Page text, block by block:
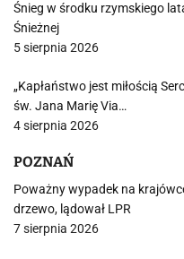
Śnieg w środku rzymskiego
Śnieżnej
5 sierpnia 2026
„Kapłaństwo jest miłością
św. Jana Marię Via…
4 sierpnia 2026
POZNAŃ
Poważny wypadek na
drzewo, lądował LPR
7 sierpnia 2026